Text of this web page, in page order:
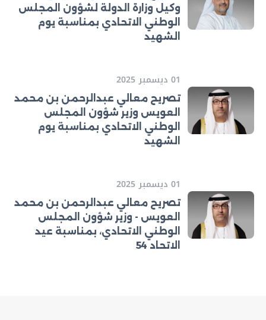
وكيل وزارة الدولة لشؤون المجلس
الوطني الاتحادي بمناسبة يوم
الشهيد
01 ديسمبر 2025
تصريح معالي عبدالرحمن بن محمد
العويس وزير شؤون المجلس
الوطني الاتحادي بمناسبة يوم
الشهيد
01 ديسمبر 2025
تصريح معالي عبدالرحمن بن محمد
العويس - وزير شؤون المجلس
الوطني الاتحادي، بمناسبة عيد
الاتحاد 54